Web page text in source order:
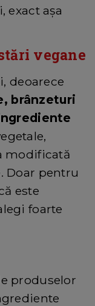
exact așa
vegane
deoarece
brânzeturi
modificată
Doar pentru
este
foarte
produselor